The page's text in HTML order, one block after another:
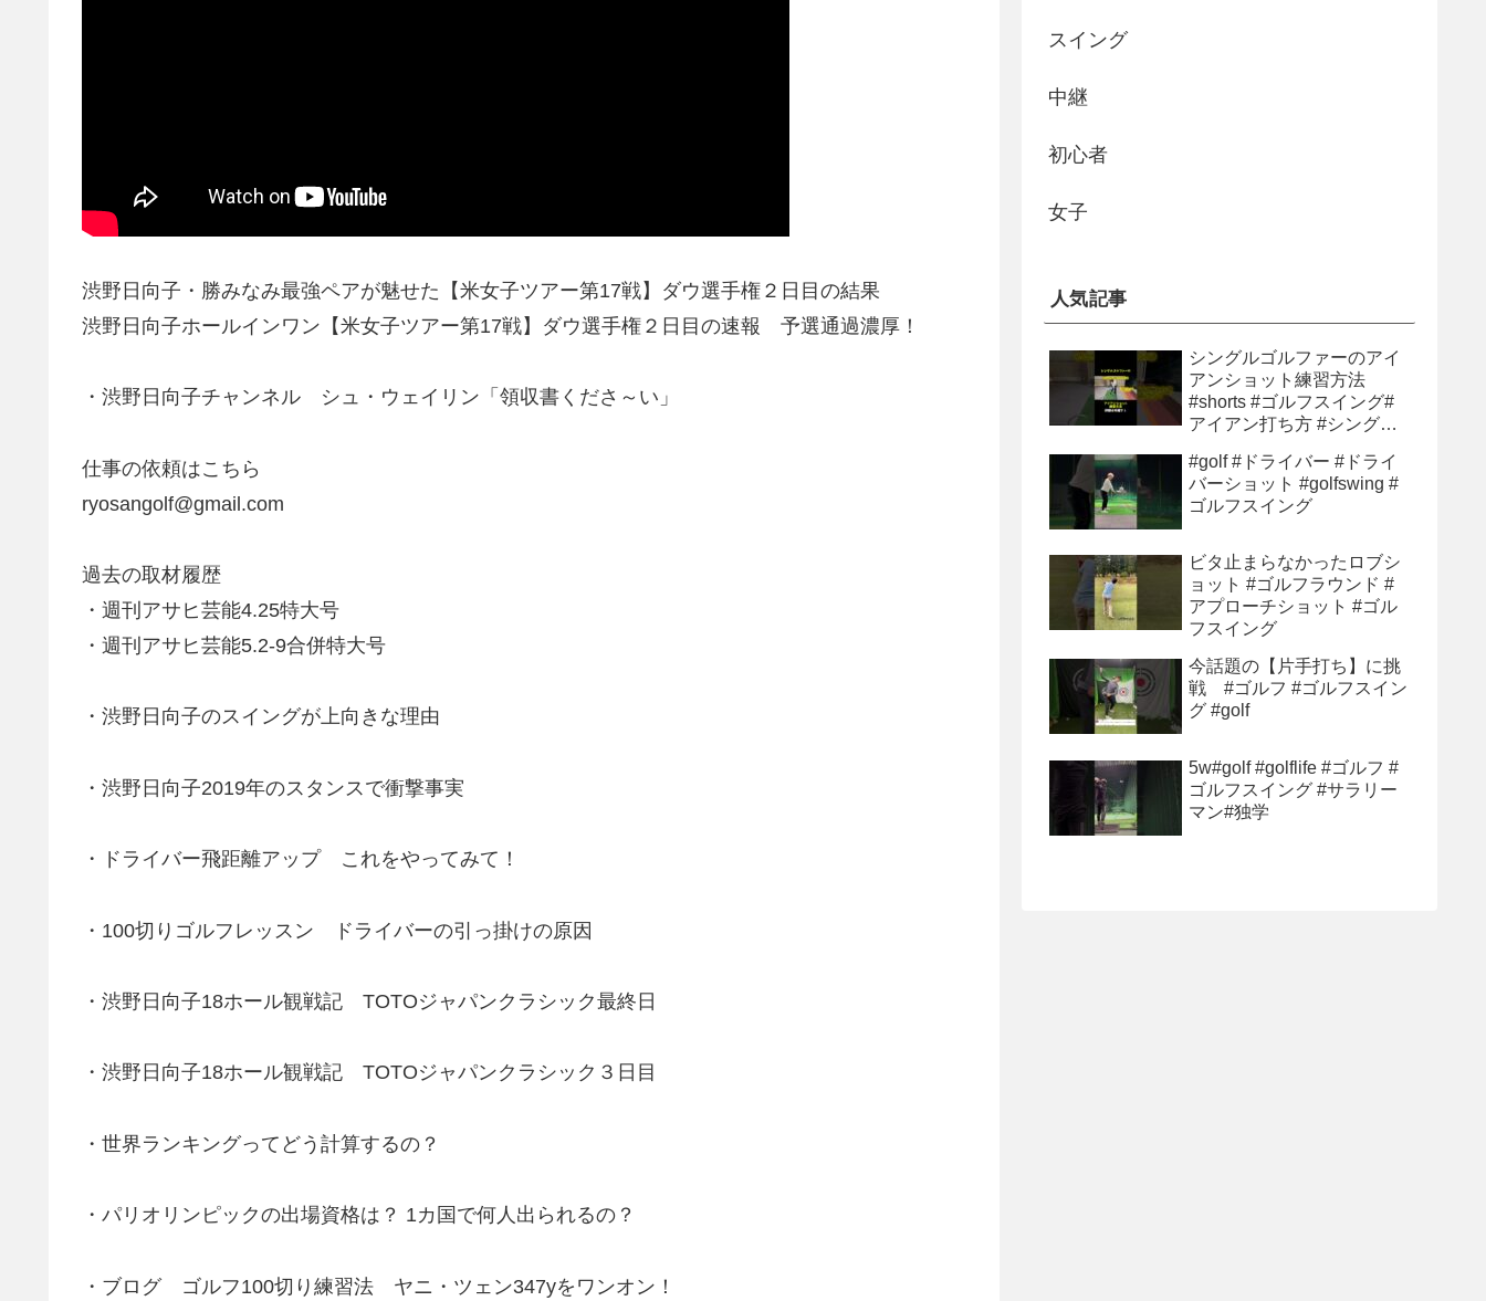
渋野日向子・勝みなみ最強ペアが魅せた【米女子ツアー第17戦】ダウ選手権２日目の結果
渋野日向子ホールインワン【米女子ツアー第17戦】ダウ選手権２日目の速報 予選通過濃厚！
・渋野日向子チャンネル シュ・ウェイリン「領収書くださ～い」
仕事の依頼はこちら
ryosangolf@gmail.com
過去の取材履歴
・週刊アサヒ芸能4.25特大号
・週刊アサヒ芸能5.2-9合併特大号
・渋野日向子のスイングが上向きな理由
・渋野日向子2019年のスタンスで衝撃事実
・ドライバー飛距離アップ これをやってみて！
・100切りゴルフレッスン ドライバーの引っ掛けの原因
・渋野日向子18ホール観戦記 TOTOジャパンクラシック最終日
・渋野日向子18ホール観戦記 TOTOジャパンクラシック３日目
・世界ランキングってどう計算するの？
・パリオリンピックの出場資格は？ 1カ国で何人出られるの？
・ブログ ゴルフ100切り練習法 ヤニ・ツェン347yをワンオン！
スイング
中継
初心者
女子
人気記事
シングルゴルファーのアイ
アンショット練習方法
#shorts #ゴルフスイング#
アイアン打ち方 #シングル
ゴルフ練習方法
#golf #ドライバー #ドライ
バーショット #golfswing #
ゴルフスイング
ビタ止まらなかったロブシ
ョット #ゴルフラウンド #
アプローチショット #ゴル
フスイング
今話題の【片手打ち】に挑
戦 #ゴルフ #ゴルフスイン
グ #golf
5w#golf #golflife #ゴルフ #
ゴルフスイング #サラリー
マン#独学